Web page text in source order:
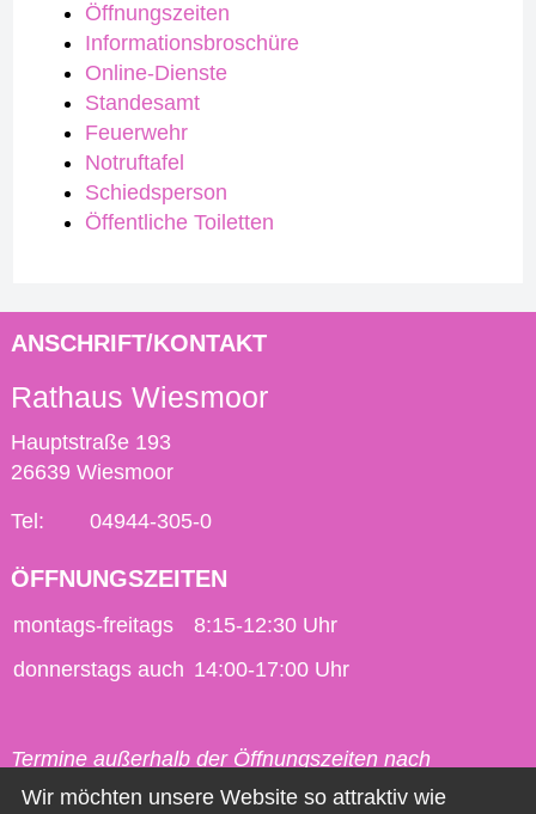
Öffnungszeiten
Informationsbroschüre
Online-Dienste
Standesamt
Feuerwehr
Notruftafel
Schiedsperson
Öffentliche Toiletten
ANSCHRIFT/KONTAKT
Rathaus Wiesmoor
Hauptstraße 193
26639 Wiesmoor
Tel: 04944-305-0
ÖFFNUNGSZEITEN
montags-freitags
8:15-12:30 Uhr
donnerstags auch 14:00-17:00 Uhr
Termine außerhalb der Öffnungszeiten nach
vorheriger Vereinbarung möglich.
Wir möchten unsere Website so attraktiv wie